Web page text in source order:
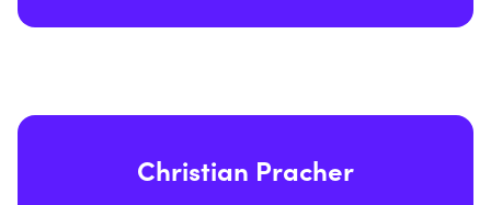
Christian Pracher